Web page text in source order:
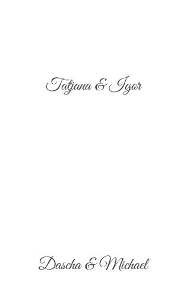
Tatjana & Igor
Dascha & Michael